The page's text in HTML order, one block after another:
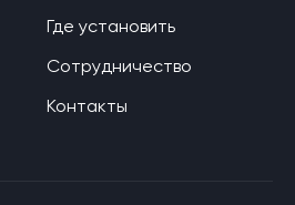
Где установить
Сотрудничество
Контакты